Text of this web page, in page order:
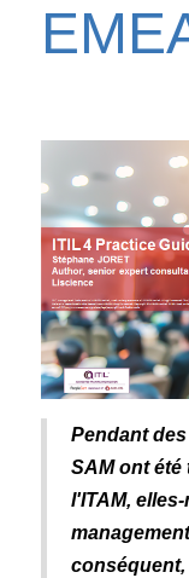
Pendant
SAM ont été
l'ITAM,